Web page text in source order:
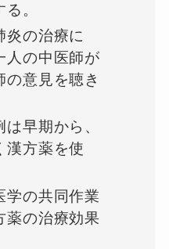
。
炎の治療に
人の中医師が
の意見を聴き
早期から、
漢方薬を使
学の共同作業
薬の治療効果